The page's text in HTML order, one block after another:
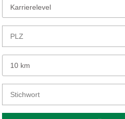
Karrierelevel
10 km